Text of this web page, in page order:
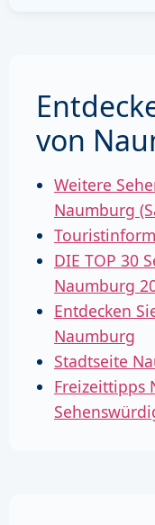
von
Weitere
Naumburg
DIE TOP 30
Naumburg
Entdecken
Naumburg
Stadtseite
Freizeittipps